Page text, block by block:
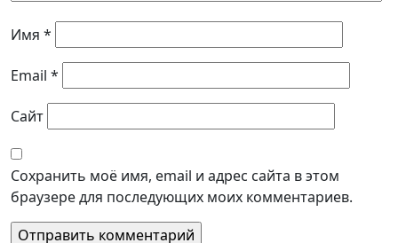
Имя *
Email *
Сайт
Сохранить моё имя, email и адрес сайта в этом
браузере для последующих моих комментариев.